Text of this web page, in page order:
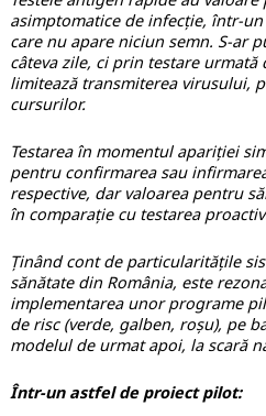
asimptomatice de infecție, într-
care nu apare niciun semn. S-ar
câteva zile, ci prin testare
limitează transmiterea virusului,
cursurilor.
Testarea în momentul apariției
pentru confirmarea sau
respective, dar valoarea pentru
în comparație cu testarea
Ținând cont de particularitățile
sănătate din România, este
implementarea unor programe
de risc (verde, galben, roșu), pe
modelul de urmat apoi, la scară
Într-un astfel de proiect pilot: